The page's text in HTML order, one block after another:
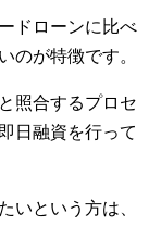
ドローンに比べ
のが特徴です。
照合するプロセ
日融資を行って
いという方は、